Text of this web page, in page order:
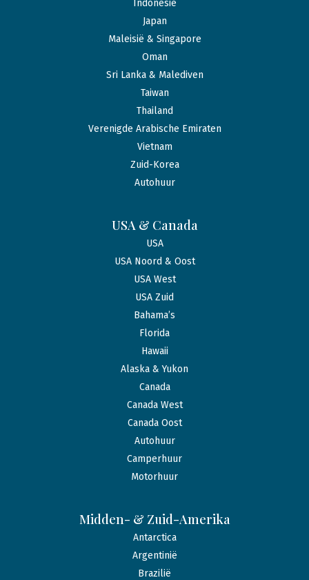
Indonesië
Japan
Maleisië & Singapore
Oman
Sri Lanka & Malediven
Taiwan
Thailand
Verenigde Arabische Emiraten
Vietnam
Zuid-Korea
Autohuur
USA & Canada
USA
USA Noord & Oost
USA West
USA Zuid
Bahama’s
Florida
Hawaii
Alaska & Yukon
Canada
Canada West
Canada Oost
Autohuur
Camperhuur
Motorhuur
Midden- & Zuid-Amerika
Antarctica
Argentinië
Brazilië